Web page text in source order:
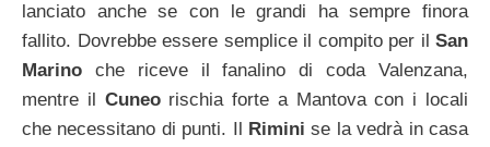
lanciato anche se con le grandi ha sempre finora
fallito. Dovrebbe essere semplice il compito per il San
Marino che riceve il fanalino di coda Valenzana,
mentre il Cuneorischia forte a Mantova con i locali
che necessitano di punti. Il
Rimini se la vedrà in casa